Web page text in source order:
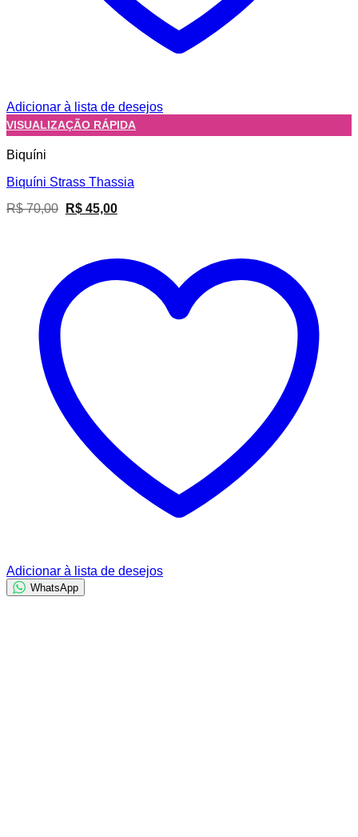
Adicionar à lista de desejos
VISUALIZAÇÃO RÁPIDA
Biquíni
Biquíni Strass Thassia
R$70,00 O
R$ 70,00.
R$45,00O
R$ 45,00.
Adicionar à lista de desejos
WhatsApp